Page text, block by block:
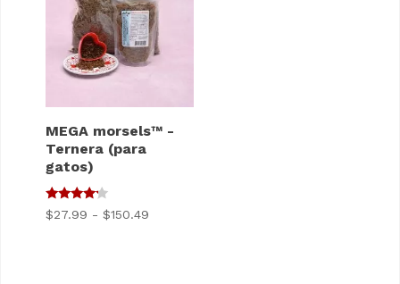
MEGA morsels™ -
Ternera (para
gatos)
4
de 5
$27.99 - $150.49